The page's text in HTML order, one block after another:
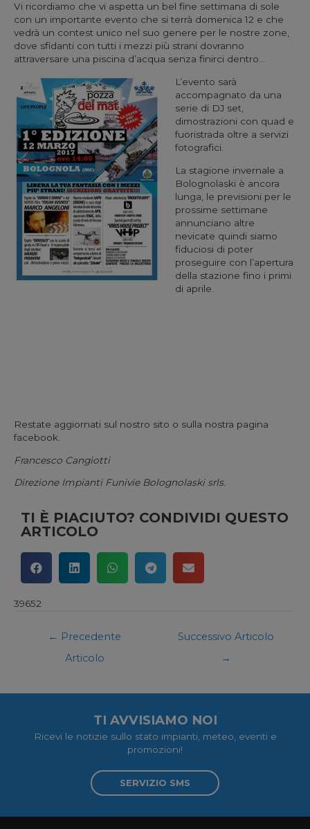
Vi ricordiamo che vi aspetta un bel fine settimana di sole
con un importante evento che si terrà domenica 12 e che
vedrà un contest unico nel suo genere per le nostre zone,
dove sfidanti con tutti i mezzi più strani dovranno
attraversare una piscina d’acqua senza finirci dentro…
L’evento sarà
accompagnato da una
serie di DJ set,
dimostrazioni con quad e
fuoristrada oltre a servizi
fotografici.
La stagione invernale a
Bolognolaski è ancora
lunga, le previsioni per le
prossime settimane
annunciano altre
nevicate quindi siamo
fiduciosi di poter
proseguire con l’apertura
della stazione fino i primi
di aprile.
Restate aggiornati sul nostro sito o sulla nostra pagina
facebook.
Francesco Cangiotti
Direzione Impianti Funivie Bolognolaski srls.
TI È PIACIUTO? CONDIVIDI QUESTO
ARTICOLO
39652
← Precedente
Articolo
Successivo Articolo
→
TI AVVISIAMO NOI
Ricevi le notizie sullo stato impianti, meteo, eventi e
promozioni!
SERVIZIO SMS